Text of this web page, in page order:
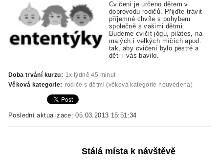
Cvičení je určeno dětem v
doprovodu rodičů. Přijďte trávit
příjemné chvíle s pohybem
společně s vašimi dětmi.
Budeme cvičit jógu, pilates, na
malých i velkých míčích apod.
tak, aby cvičení bylo pestré a
děti i vás bavilo.
Doba trvání kurzu: 1x týdně 45 minut
Věková kategorie: rodiče s dětmi (věková kategorie neuvedena)
Poslední aktualizace: 05.03.2013 15:51:34
Stálá místa k návštěvě